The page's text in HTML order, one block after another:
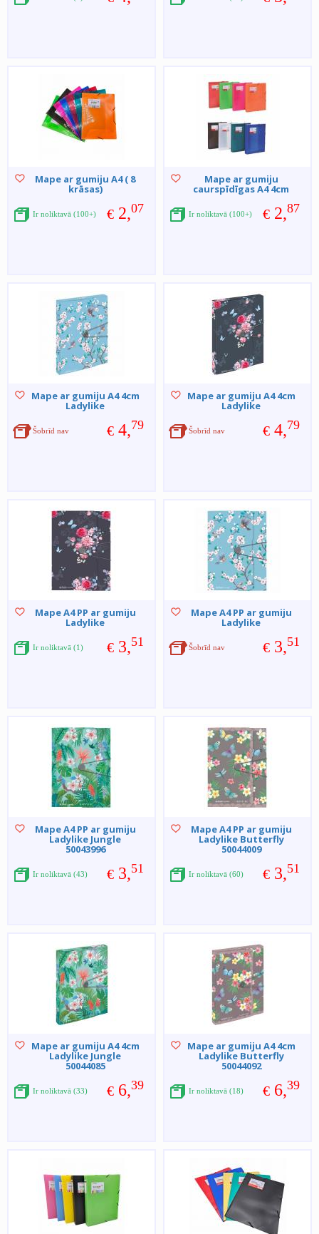
Mape ar gumiju A4 ( 8
krāsas)
€ 2,07
Ir noliktavā (100+)
Mape ar gumiju
caurspīdīgas A4 4cm
€ 2,87
Ir noliktavā (100+)
Mape ar gumiju A4 4cm
Ladylike
€ 4,79
Šobrīd nav
Mape ar gumiju A4 4cm
Ladylike
€ 4,79
Šobrīd nav
Mape A4 PP ar gumiju
Ladylike
€ 3,51
Ir noliktavā (1)
Mape A4 PP ar gumiju
Ladylike
€ 3,51
Šobrīd nav
Mape A4 PP ar gumiju
Ladylike Jungle
50043996
€ 3,51
Ir noliktavā (43)
Mape A4 PP ar gumiju
Ladylike Butterfly
50044009
€ 3,51
Ir noliktavā (60)
Mape ar gumiju A4 4cm
Ladylike Jungle
50044085
€ 6,39
Ir noliktavā (33)
Mape ar gumiju A4 4cm
Ladylike Butterfly
50044092
€ 6,39
Ir noliktavā (18)